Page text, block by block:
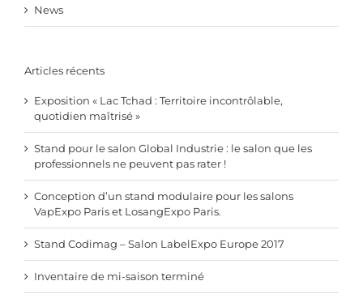
News
Articles récents
Exposition « Lac Tchad : Territoire incontrôlable,
quotidien maîtrisé »
Stand pour le salon Global Industrie : le salon que les
professionnels ne peuvent pas rater !
Conception d’un stand modulaire pour les salons
VapExpo Paris et LosangExpo Paris.
Stand Codimag – Salon LabelExpo Europe 2017
Inventaire de mi-saison terminé